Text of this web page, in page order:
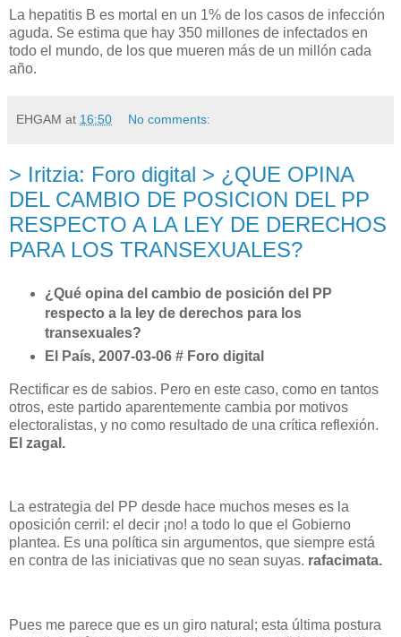
La hepatitis B es mortal en un 1% de los casos de infección
aguda. Se estima que hay 350 millones de infectados en
todo el mundo, de los que mueren más de un millón cada
año.
EHGAM at 16:50 No comments:
> Iritzia: Foro digital > ¿QUE OPINA
DEL CAMBIO DE POSICION DEL PP
RESPECTO A LA LEY DE DERECHOS
PARA LOS TRANSEXUALES?
¿Qué opina del cambio de posición del PP
respecto a la ley de derechos para los
transexuales?
El País, 2007-03-06 # Foro digital
Rectificar es de sabios. Pero en este caso, como en tantos
otros, este partido aparentemente cambia por motivos
electoralistas, y no como resultado de una crítica reflexión.
El zagal.
La estrategia del PP desde hace muchos meses es la
oposición cerril: el decir ¡no! a todo lo que el Gobierno
plantea. Es una política sin argumentos, que siempre está
en contra de las iniciativas que no sean suyas. rafacimata.
Pues me parece que es un giro natural; esta última postura